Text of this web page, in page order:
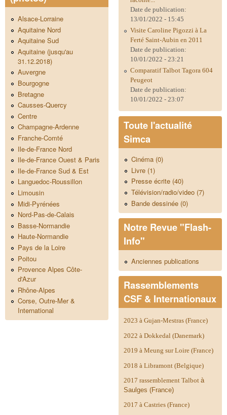
Alsace-Lorraine
Aquitaine Nord
Aquitaine Sud
Aquitaine (jusqu'au
31.12.2018)
Auvergne
Bourgogne
Bretagne
Causses-Quercy
Centre
Champagne-Ardenne
Franche-Comté
Ile-de-France Nord
Ile-de-France Ouest & Paris
Ile-de-France Sud & Est
Languedoc-Roussillon
Limousin
Midi-Pyrénées
Nord-Pas-de-Calais
Basse-Normandie
Haute-Normandie
Pays de la Loire
Poitou
Provence Alpes Côte-
d'Azur
Rhône-Alpes
Corse, Outre-Mer &
International
Date de publication:
13/01/2022 - 15:45
Visite Caroline Pigozzi à La
Ferté Saint-Aubin en 2011
Date de publication:
10/01/2022 - 23:21
Comparatif Talbot Tagora 604
Peugeot
Date de publication:
10/01/2022 - 23:07
Toute l'actualité
Simca
Cinéma (0)
Livre (1)
Presse écrite (40)
Télévision/radio/video (7)
Bande dessinée (0)
Notre Revue "Flash-
Info"
Anciennes publications
Rassemblements
CSF & Internationaux
2023 à Gujan-Mestras (France)
2022 à Dokkedal (Danemark)
2019 à Meung sur Loire (France)
2018 à Libramont (Belgique)
2017 rassemblement Talbot à
Saulges (France)
2017 à Castries (France)